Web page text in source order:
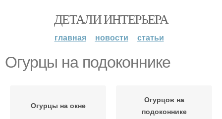
ДЕТАЛИ ИНТЕРЬЕРА
главная новости статьи
Огурцы на подоконнике
Огурцы на окне
Огурцов на
подоконнике